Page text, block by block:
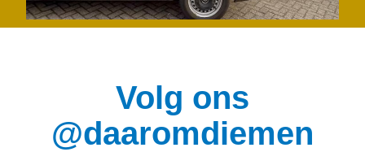
Volg ons
@daaromdiemen